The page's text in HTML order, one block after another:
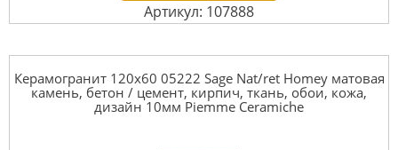
Артикул: 107888
Керамогранит 120x60 05222 Sage Nat/ret Homey матовая
камень, бетон / цемент, кирпич, ткань, обои, кожа,
дизайн 10мм Piemme Ceramiche